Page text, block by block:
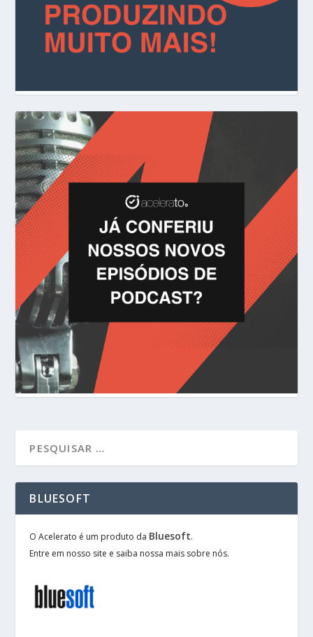
BLUESOFT
O Acelerato é um produto da Bluesoft.
Entre em nosso site e saiba nossa mais sobre nós.